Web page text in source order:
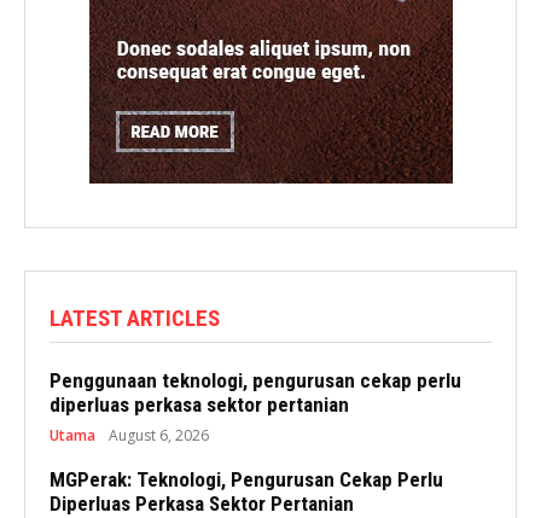
LATEST ARTICLES
Penggunaan teknologi, pengurusan cekap perlu
diperluas perkasa sektor pertanian
Utama August 6, 2026
MGPerak: Teknologi, Pengurusan Cekap Perlu
Diperluas Perkasa Sektor Pertanian